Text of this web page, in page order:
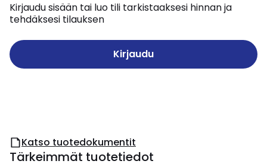
Kirjaudu sisään tai luo tili tarkistaaksesi hinnan ja
tehdäksesi tilauksen
Kirjaudu
Katso tuotedokumentit
Tärkeimmät tuotetiedot